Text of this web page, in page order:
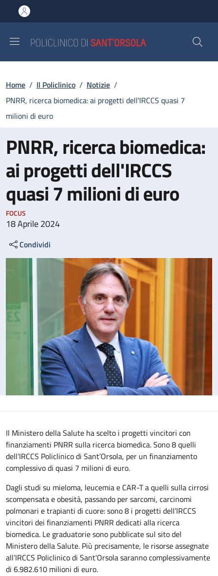
al contenuto principale
to footer content
Briciole di pane
Home / Il Policlinico / Notizie /
PNRR, ricerca biomedica: ai progetti dell'IRCCS quasi 7
milioni di euro
PNRR, ricerca biomedica:
ai progetti dell'IRCCS
quasi 7 milioni di euro
FOCUS
18 Aprile 2024
Condividi
Il Ministero della Salute ha scelto i progetti vincitori con
finanziamenti PNRR sulla ricerca biomedica. Sono 8 quelli
dell’IRCCS Policlinico di Sant’Orsola, per un finanziamento
complessivo di quasi 7 milioni di euro.
Dagli studi su mieloma, leucemia e CAR-T a quelli sulla cirrosi
scompensata e obesità, passando per sarcomi, carcinomi
polmonari e trapianti di cuore: sono 8 i progetti dell’IRCCS
vincitori dei finanziamenti PNRR dedicati alla ricerca
biomedica. Le graduatorie sono pubblicate sul sito del
Ministero della Salute. Più precisamente, le risorse assegnate
all’IRCCS Policlinico di Sant'Orsola saranno complessivamente
di 6.982.610 milioni di euro.